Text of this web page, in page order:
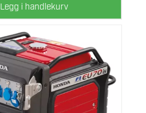
Legg i handlekurv